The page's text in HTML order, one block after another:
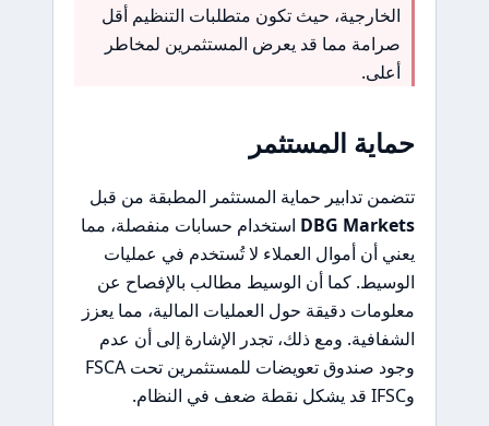
الخارجية، حيث تكون متطلبات التنظيم أقل
صرامة مما قد يعرض المستثمرين لمخاطر
أعلى.
حماية المستثمر
تتضمن تدابير حماية المستثمر المطبقة من قبل
DBG Markets استخدام حسابات منفصلة، مما
يعني أن أموال العملاء لا تُستخدم في عمليات
الوسيط. كما أن الوسيط مطالب بالإفصاح عن
معلومات دقيقة حول العمليات المالية، مما يعزز
الشفافية. ومع ذلك، تجدر الإشارة إلى أن عدم
وجود صندوق تعويضات للمستثمرين تحت FSCA
وIFSC قد يشكل نقطة ضعف في النظام.